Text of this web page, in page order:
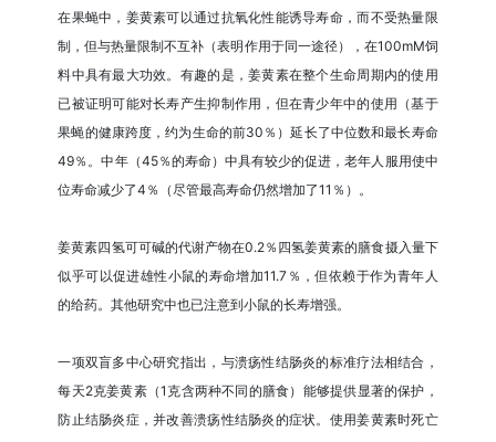
在果蝇中，姜黄素可以通过抗氧化性能诱导寿命，而不受热量限
制，但与热量限制不互补（表明作用于同一途径），在100mM饲
料中具有最大功效。有趣的是，姜黄素在整个生命周期内的使用
已被证明可能对长寿产生抑制作用，但在青少年中的使用（基于
果蝇的健康跨度，约为生命的前30％）延长了中位数和最长寿命
49％。中年（45％的寿命）中具有较少的促进，老年人服用使中
位寿命减少了4％（尽管最高寿命仍然增加了11％）。
姜黄素四氢可可碱的代谢产物在0.2％四氢姜黄素的膳食摄入量下
似乎可以促进雄性小鼠的寿命增加11.7％，但依赖于作为青年人
的给药。其他研究中也已注意到小鼠的长寿增强。
一项双盲多中心研究指出，与溃疡性结肠炎的标准疗法相结合，
每天2克姜黄素（1克含两种不同的膳食）能够提供显著的保护，
防止结肠炎症，并改善溃疡性结肠炎的症状。使用姜黄素时死亡